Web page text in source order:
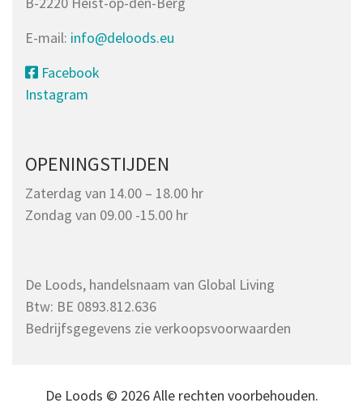
E-mail: info@deloods.eu
Facebook
Instagram
OPENINGSTIJDEN
Zaterdag van 14.00 – 18.00 hr
Zondag van 09.00 -15.00 hr
De Loods, handelsnaam van Global Living
Btw: BE 0893.812.636
Bedrijfsgegevens zie verkoopsvoorwaarden
De Loods © 2026 Alle rechten voorbehouden.